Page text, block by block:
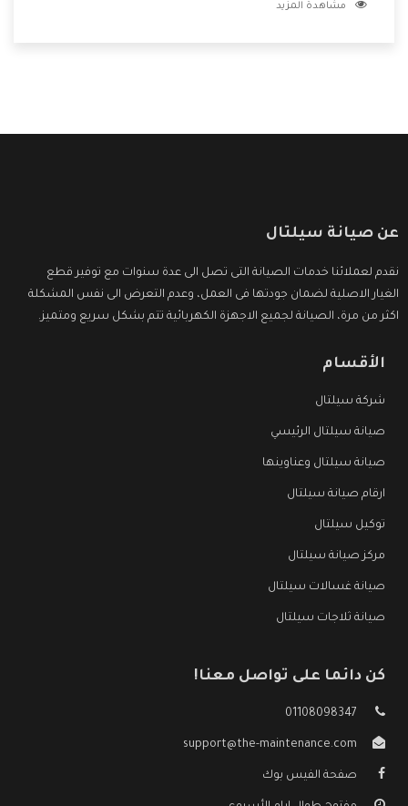
مكانتنا وعلى عملاءنا الكرام .
مشاهدة المزيد
عن صيانة سيلتال
نقدم لعملائنا خدمات الصيانة التى تصل الى عدة سنوات مع توفير قطع
الغيار الاصلية لضمان جودتها فى العمل، وعدم التعرض الى نفس المشكلة
اكثر من مرة، الصيانة لجميع الاجهزة الكهربائية تتم بشكل سريع ومتميز.
الأقسام
شركة سيلتال
صيانة سيلتال الرئيسي
صيانة سيلتال وعناوينها
ارقام صيانة سيلتال
توكيل سيلتال
مركز صيانة سيلتال
صيانة غسالات سيلتال
صيانة ثلاجات سيلتال
كن دائما على تواصل معنا!
01108098347
support@the-maintenance.com
صفحة الفيس بوك